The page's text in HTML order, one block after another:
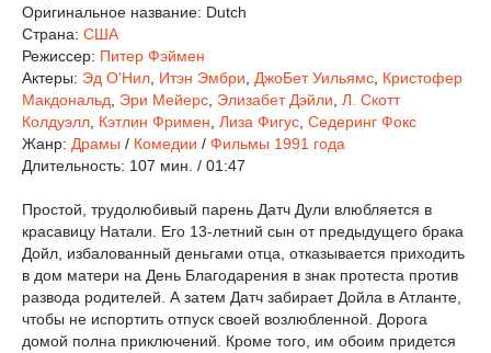
Оригинальное название: Dutch
Страна: США
Режиссер: Питер Фэймен
Актеры: Эд О'Нил Итэн Эмбри ДжоБет Уильямс Кристофер
Макдональд
Эри Мейерс Элизабет Дэйли Л. Скотт
Колдуэлл Кэтлин Фримен Лиза Фигус Седеринг Фокс
Жанр: Драмы / Комедии / Фильмы 1991 года
Длительность: 107 мин. / 01:47
Простой, трудолюбивый парень Датч Дули влюбляется в
красавицу Натали. Его 13-летний сын от предыдущего брака
Дойл, избалованный деньгами отца, отказывается приходить
в дом матери на День Благодарения в знак протеста против
развода родителей. А затем Датч забирает Дойла в Атланте,
чтобы не испортить отпуск своей возлюбленной. Дорога
домой полна приключений. Кроме того, им обоим придется